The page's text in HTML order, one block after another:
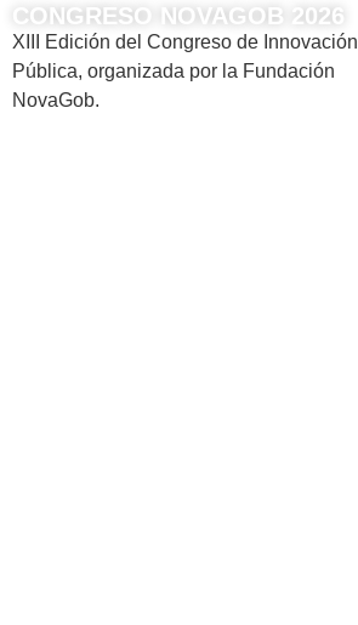
CONGRESO NOVAGOB 2026
XIII Edición del Congreso de Innovación
Pública, organizada por la Fundación
NovaGob.